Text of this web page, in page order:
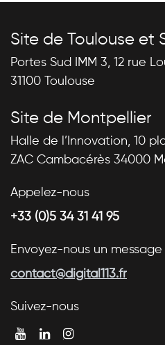
Site de Toulouse et
Portes Sud IMM 3, 12 rue
31100 Toulouse
Site de Montpellier
Halle de l’Innovation, 10
ZAC Cambacérès 34000
Appelez-nous
+33 (0)5 34 31 41 95
Envoyez-nous un message
contact@digital113.fr
Suivez-nous